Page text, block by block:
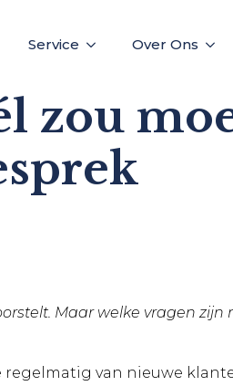
Service Over Ons
zou
Maar welke vragen
van nieuwe